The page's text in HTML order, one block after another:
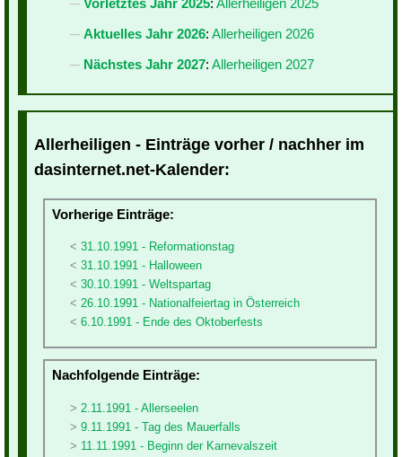
Vorletztes Jahr 2025: Allerheiligen 2025
Aktuelles Jahr 2026: Allerheiligen 2026
Nächstes Jahr 2027: Allerheiligen 2027
Allerheiligen - Einträge vorher / nachher im
dasinternet.net-Kalender:
Vorherige Einträge:
31.10.1991 - Reformationstag
31.10.1991 - Halloween
30.10.1991 - Weltspartag
26.10.1991 - Nationalfeiertag in Österreich
6.10.1991 - Ende des Oktoberfests
Nachfolgende Einträge:
2.11.1991 - Allerseelen
9.11.1991 - Tag des Mauerfalls
11.11.1991 - Beginn der Karnevalszeit